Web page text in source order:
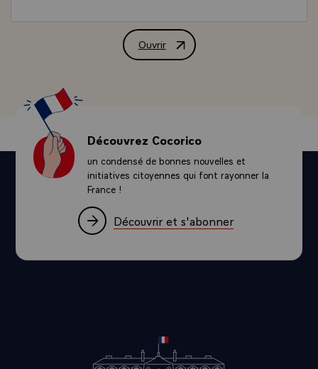
Ouvrir
Déclaration de M. François
Découvrez Cocorico
un condensé de bonnes nouvelles et
initiatives citoyennes qui font rayonner la
France !
Découvrir et s'abonner